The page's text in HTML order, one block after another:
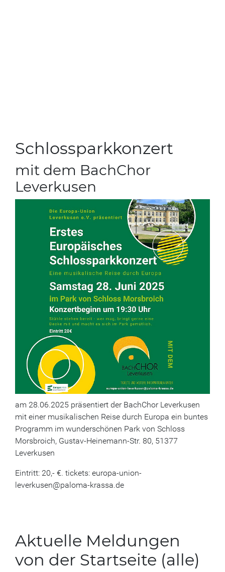
Schlossparkkonzert
mit dem BachChor
Leverkusen
am 28.06.2025 präsentiert der BachChor Leverkusen
mit einer musikalischen Reise durch Europa ein buntes
Programm im wunderschönen Park von Schloss
Morsbroich, Gustav-Heinemann-Str. 80, 51377
Leverkusen
Eintritt: 20,- €. tickets: europa-union-
leverkusen@paloma-krassa.de
Aktuelle Meldungen
von der Startseite (alle)